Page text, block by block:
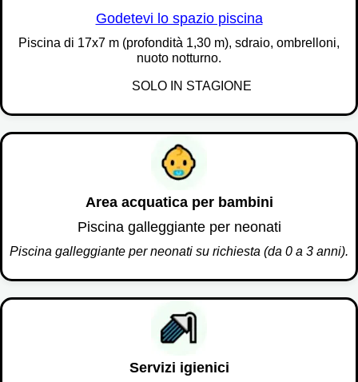
Visitatori (+ di 2 ore)
4,00 €
4,50 €
TASSE E COSTI AGGIUNTIVI
Costi & Tasse
TASSA DI SOGGIORNO E SPESE DI
GESTIONE
Tassa di soggiorno (+18 anni)
Godetevi lo spazio piscina
Piscina di 17x7 m (profondità 1,30 m), sdraio, ombrelloni,
nuoto notturno.
SOLO IN STAGIONE
Area acquatica per bambini
Piscina galleggiante per neonati
Piscina galleggiante per neonati su richiesta (da 0 a 3 anni).
Servizi igienici